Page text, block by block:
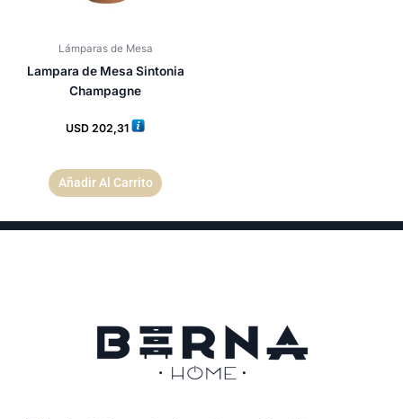
Lámparas de Mesa
Lampara de Mesa Sintonia
Champagne
USD 202,31
Añadir Al Carrito